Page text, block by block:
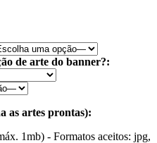
de arte do banner?:
as artes prontas):
1mb) - Formatos aceitos: jpg,